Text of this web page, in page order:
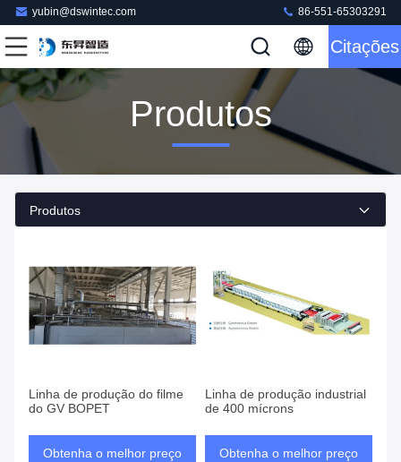
yubin@dswintec.com 86-551-65303291
Citações
Produtos
Produtos
Linha de produção do filme
do GV BOPET
Obtenha o melhor preço
Linha de produção industrial
de 400 mícrons
Obtenha o melhor preço